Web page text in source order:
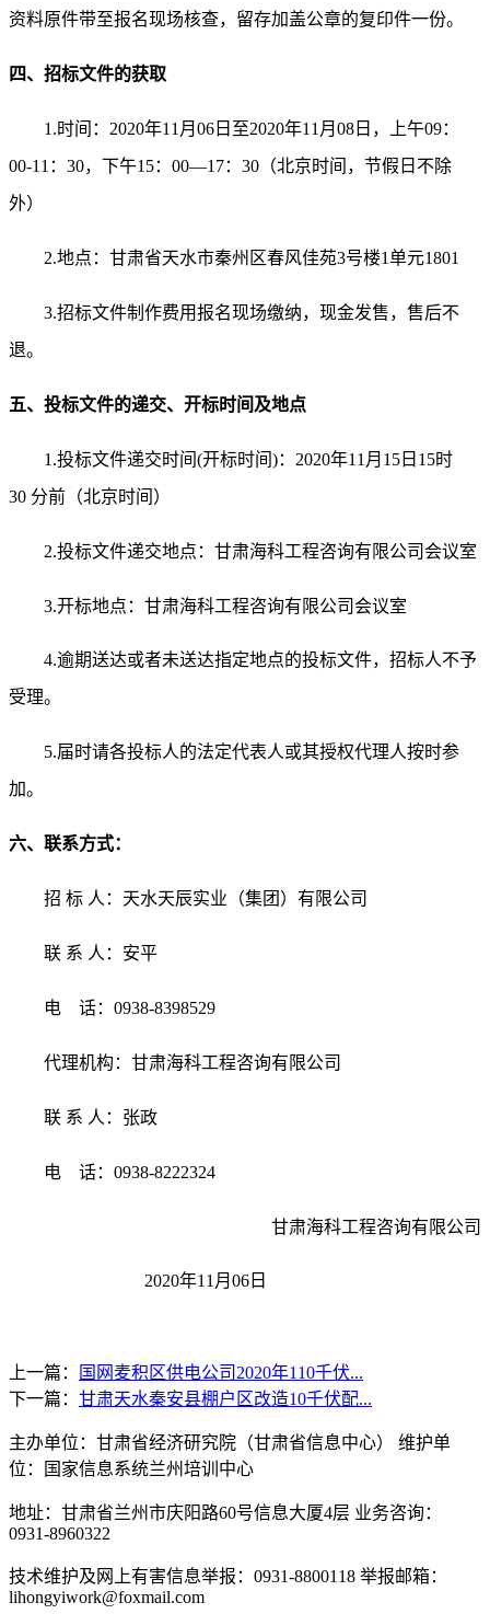
资料原件带至报名现场核查，留存加盖公章的复印件一份。
四、招标文件的获取
1.时间： 2020年11 月 06 日 至2020年11 月 08 日 ，上午09：
00-11：30，下午15：00—17：30（北京时间，节假日不除
外）
2.地点： 甘肃省天水市秦州区春风佳苑3号楼1单元1801
3.招标文件制作费用报名现场缴纳， 现金发售，售后不
退。
五、投标文件的递交、开标时间及地点
1.投标文件递交时间(开标时间)： 2020年11 月 15 日 15时
30 分前（北京时间）
2.投标文件递交地点：甘肃海科工程咨询有限公司会议室
3.开标地点：甘肃海科工程咨询有限公司会议室
4.逾期送达或者未送达指定地点的投标文件，招标人不予
受理。
5.届时请各投标人的法定代表人或其授权代理人按时参
加。
六、联系方式：
招 标 人：天水天辰实业（集团）有限公司
联 系 人： 安平
电 话： 0938-8398529
代理机构：甘肃海科工程咨询有限公司
联 系 人： 张政
电 话： 0938-8222324
甘肃海科工程咨询有限公司
2020年11 月 06 日
上一篇：
国网麦积区供电公司2020年110千伏...
下一篇： 甘肃天水秦安县棚户区改造10千伏配...
主办单位：甘肃省经济研究院（甘肃省信息中心） 维护单
位：国家信息系统兰州培训中心
地址：甘肃省兰州市庆阳路60号信息大厦4层 业务咨询：
0931-8960322
技术维护及网上有害信息举报：0931-8800118 举报邮箱：
lihongyiwork@foxmail.com